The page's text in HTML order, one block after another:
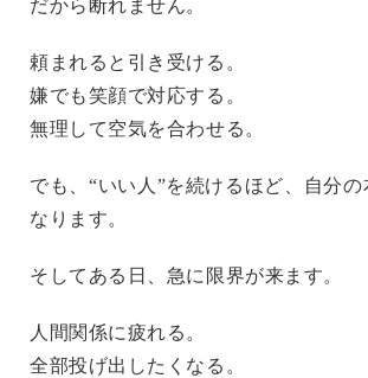
だから断れません。
頼まれると引き受ける。
嫌でも笑顔で対応する。
無理して空気を合わせる。
でも、“いい人”を続けるほど、自分の
なります。
そしてある日、急に限界が来ます。
人間関係に疲れる。
全部投げ出したくなる。